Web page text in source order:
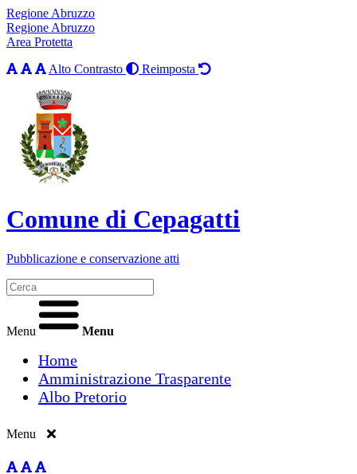
Regione Abruzzo
Regione Abruzzo
Area Protetta
Alto Contrasto
Reimposta
Comune di Cepagatti
Pubblicazione e conservazione atti
Menu Menu
Home
Amministrazione Trasparente
Albo Pretorio
Menu